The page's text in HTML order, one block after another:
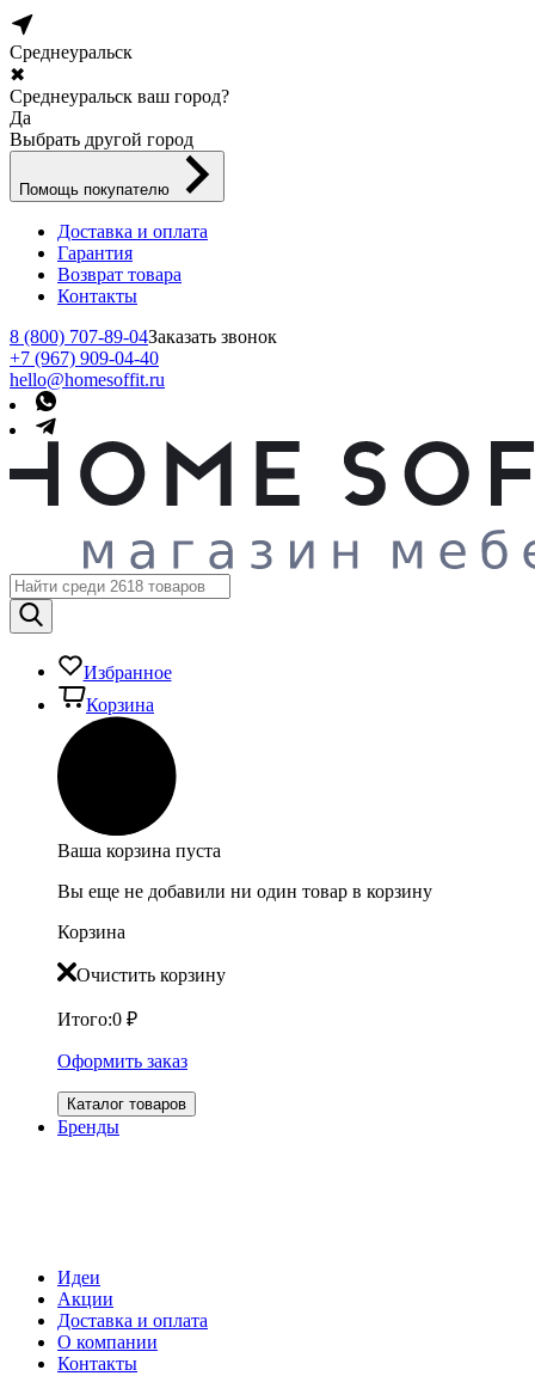
Среднеуральск
✖
Среднеуральск ваш город?
Да
Выбрать другой город
Помощь покупателю
Доставка и оплата
Гарантия
Возврат товара
Контакты
8 (800) 707-89-04Заказать звонок
+7 (967) 909-04-40
hello@homesoffit.ru
Избранное
Корзина
Ваша корзина пуста
Вы еще не добавили ни один товар в корзину
Корзина
Очистить корзину
Итого:0 ₽
Оформить заказ
Каталог товаров
Бренды
Идеи
Акции
Доставка и оплата
О компании
Контакты